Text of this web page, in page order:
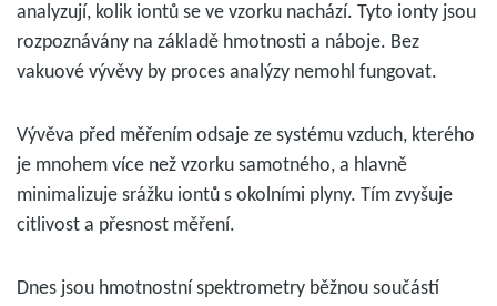
analyzují, kolik iontů se ve vzorku nachází. Tyto ionty jsou
rozpoznávány na základě hmotnosti a náboje. Bez
vakuové vývěvy by proces analýzy nemohl fungovat.
Vývěva před měřením odsaje ze systému vzduch, kterého
je mnohem více než vzorku samotného, a hlavně
minimalizuje srážku iontů s okolními plyny. Tím zvyšuje
citlivost a přesnost měření.
Dnes jsou hmotnostní spektrometry běžnou součástí